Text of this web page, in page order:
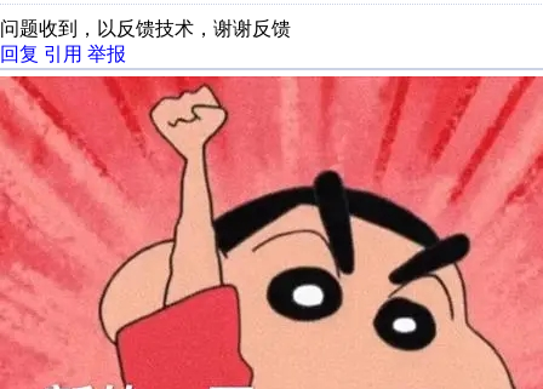
问题收到，以反馈技术，谢谢反馈
回复 引用 举报